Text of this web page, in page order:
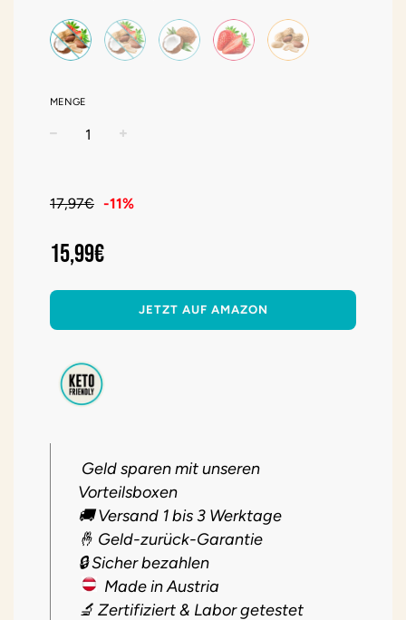
MENGE
17,97€ -11%
15,99€
JETZT AUF AMAZON
Geld sparen mit unseren
Vorteilsboxen
🚚 Versand 1 bis 3 Werktage
🤞 Geld-zurück-Garantie
🔒 Sicher bezahlen
Made in Austria
🔬 Zertifiziert & Labor getestet